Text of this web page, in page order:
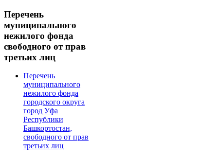
Перечень
муниципального
нежилого фонда
свободного от прав
третьих лиц
Перечень
муниципального
нежилого фонда
городского округа
город Уфа
Республики
Башкортостан,
свободного от прав
третьих лиц